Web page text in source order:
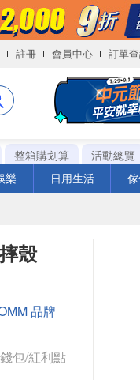
註冊 會員中心 訂單
整箱購划算 活動總覽
樂 日用生活
殼
品牌
包/紅利點